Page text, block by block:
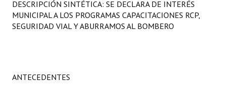
Programas
Constitución Provincial
DESCRIPCIÓN SINTÉTICA: SE DECLARA DE INTERÉS
MUNICIPAL A LOS PROGRAMAS CAPACITACIONES RCP,
SEGURIDAD VIAL Y ABURRAMOS AL BOMBERO
ANTECEDENTES